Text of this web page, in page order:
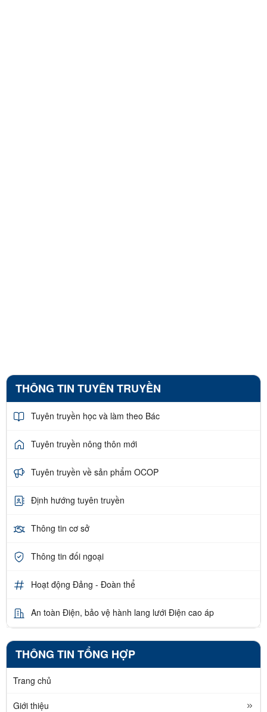
THÔNG TIN TUYÊN TRUYỀN
Tuyên truyền học và làm theo Bác
Tuyên truyền nông thôn mới
Tuyên truyền về sản phẩm OCOP
Định hướng tuyên truyền
Thông tin cơ sở
Thông tin đối ngoại
Hoạt động Đảng - Đoàn thể
An toàn Điện, bảo vệ hành lang lưới Điện cao áp
THÔNG TIN TỔNG HỢP
Trang chủ
Giới thiệu